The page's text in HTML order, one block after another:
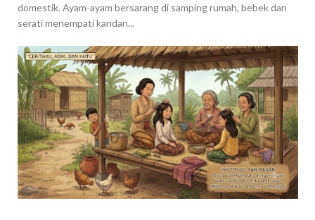
domestik. Ayam-ayam bersarang di samping rumah, bebek dan
serati menempati kandan...